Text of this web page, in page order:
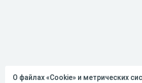
О файлах «Cookie» и метрических